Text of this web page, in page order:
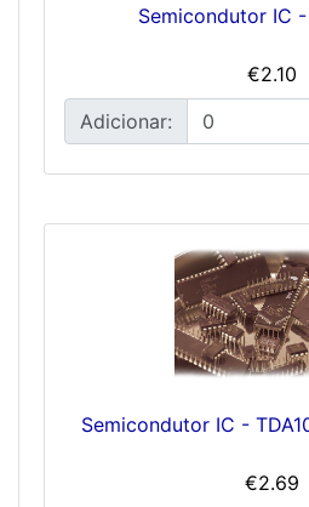
Semicondutor IC -
€2.10
Adicionar:
Semicondutor IC -
€2.69